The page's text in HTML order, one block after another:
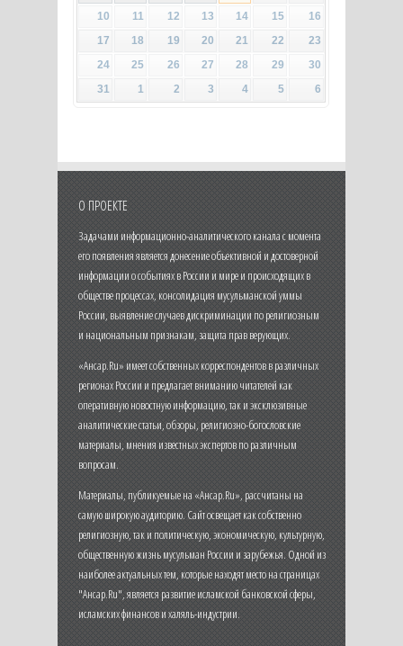
10
11 12 13 14 15
16
17
18 19 20 21 22
23
24
25 26 27 28 29
30
31
1 2 3 4 5 6
О ПРОЕКТЕ
Задачами информационно-аналитического канала с момента
его появления является донесение объективной и достоверной
информации о событиях в России и мире и происходящих в
обществе процессах, консолидация мусульманской уммы
России, выявление случаев дискриминации по религиозным
и национальным признакам, защита прав верующих.
«Ансар.Ru» имеет собственных корреспондентов в различных
регионах России и предлагает вниманию читателей как
оперативную новостную информацию, так и эксклюзивные
аналитические статьи, обзоры, религиозно-богословские
материалы, мнения известных экспертов по различным
вопросам.
Материалы, публикуемые на «Ансар.Ru», рассчитаны на
самую широкую аудиторию. Сайт освещает как собственно
религиозную, так и политическую, экономическую, культурную,
общественную жизнь мусульман России и зарубежья. Одной из
наиболее актуальных тем, которые находят место на страницах
"Ансар.Ru", является развитие исламской банковской сферы,
исламских финансов и халяль-индустрии.